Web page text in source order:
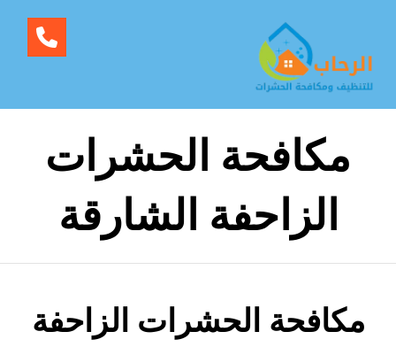
مكافحة الحشرات
الزاحفة الشارقة
مكافحة الحشرات الزاحفة